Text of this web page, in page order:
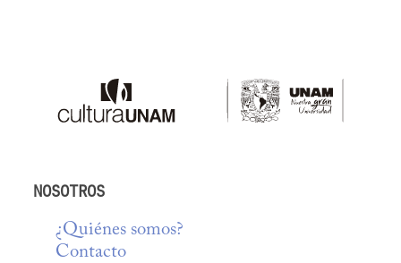
NOSOTROS
¿Quiénes somos?
Contacto